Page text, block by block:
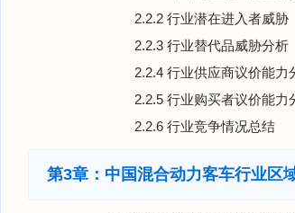
2.2.2 行业潜在进入者威胁
2.2.3 行业替代品威胁分析
2.2.4 行业供应商议价能力
2.2.5 行业购买者议价能力
2.2.6 行业竞争情况总结
第3章：中国混合动力客车行业区